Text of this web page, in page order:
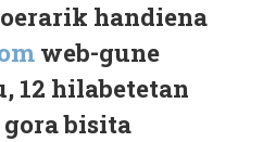
handiena
web-gune
12 hilabetetan
gorabisita